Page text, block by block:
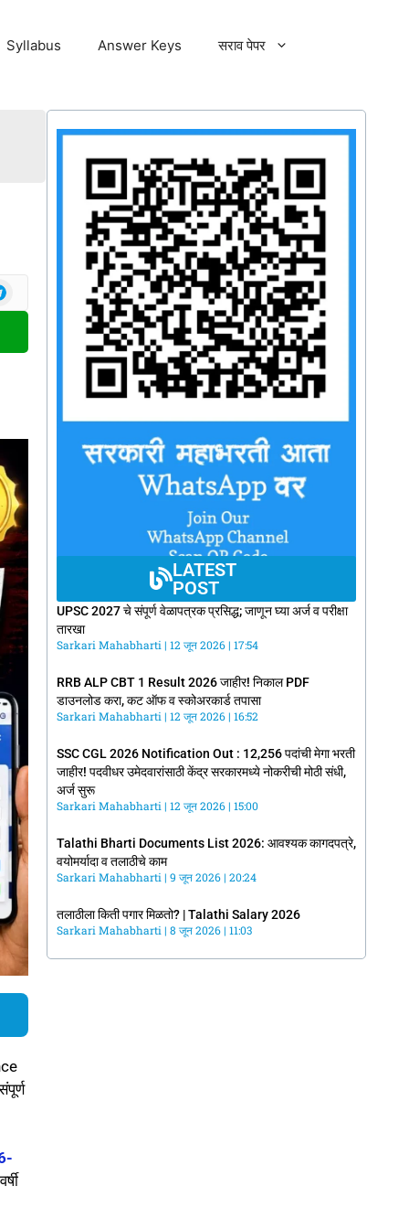
Syllabus Answer Keys सराव पेपर
LATEST
POST
UPSC 2027 चे संपूर्ण वेळापत्रक प्रसिद्ध; जाणून घ्या अर्ज व परीक्षा
तारखा
Sarkari Mahabharti 12 जून 2026 17:54
RRB ALP CBT 1 Result 2026 जाहीर! निकाल PDF
डाउनलोड करा, कट ऑफ व स्कोअरकार्ड तपासा
Sarkari Mahabharti 12 जून 2026 16:52
SSC CGL 2026 Notification Out : 12,256 पदांची मेगा भरती
जाहीर! पदवीधर उमेदवारांसाठी केंद्र सरकारमध्ये नोकरीची मोठी संधी,
अर्ज सुरू
Sarkari Mahabharti 12 जून 2026 15:00
Talathi Bharti Documents List 2026: आवश्यक कागदपत्रे,
वयोमर्यादा व तलाठीचे काम
Sarkari Mahabharti 9 जून 2026 20:24
तलाठीला किती पगार मिळतो? | Talathi Salary 2026
Sarkari Mahabharti 8 जून 2026 11:03